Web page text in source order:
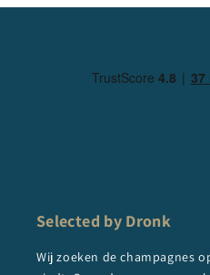
Selected by Dronk
Wij zoeken de champagnes